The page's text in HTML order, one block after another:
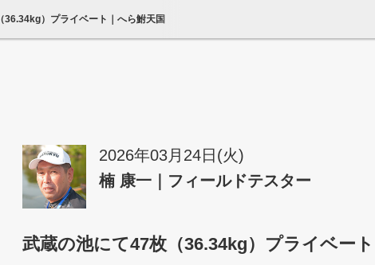
）プライベート｜へら鮒天国
2026年03月24日(火)
楠 康一｜フィールドテスター
武蔵の池にて47枚（36.34kg）プライベート